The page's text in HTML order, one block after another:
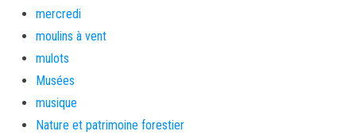
mercredi
moulins à vent
mulots
Musées
musique
Nature et patrimoine forestier